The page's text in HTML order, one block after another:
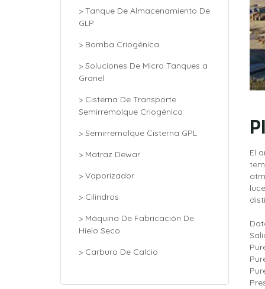
> Tanque De Almacenamiento De
GLP
> Bomba Criogénica
> Soluciones De Micro Tanques a
Granel
> Cisterna De Transporte
Semirremolque Criogénico
> Semirremolque Cisterna GPL
> Matraz Dewar
> Vaporizador
> Cilindros
> Máquina De Fabricación De
Hielo Seco
> Carburo De Calcio
El